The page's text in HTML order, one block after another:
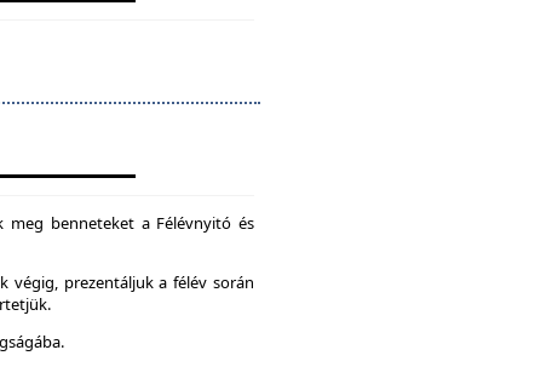
meg benneteket a Félévnyitó és
végig, prezentáljuk a félév során